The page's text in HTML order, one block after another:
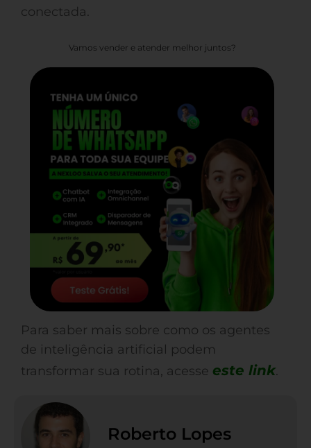
conectada.
Vamos vender e atender melhor juntos?
Para saber mais sobre como os agentes
de inteligência artificial podem
transformar sua rotina, acesse este link.
Roberto Lopes